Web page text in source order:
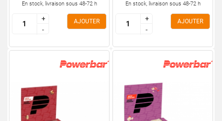
En stock, livraison sous 48-72 h
+
-
+
-
AJOUTER
En stock, livraison sous 48-72 h
+
-
+
-
AJOUTER